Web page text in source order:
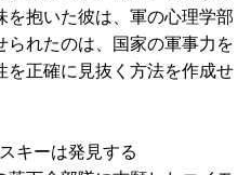
を抱いた彼は、軍の心理学部
られたのは、国家の軍事力を
を正確に見抜く方法を作成せ
キーは発見する